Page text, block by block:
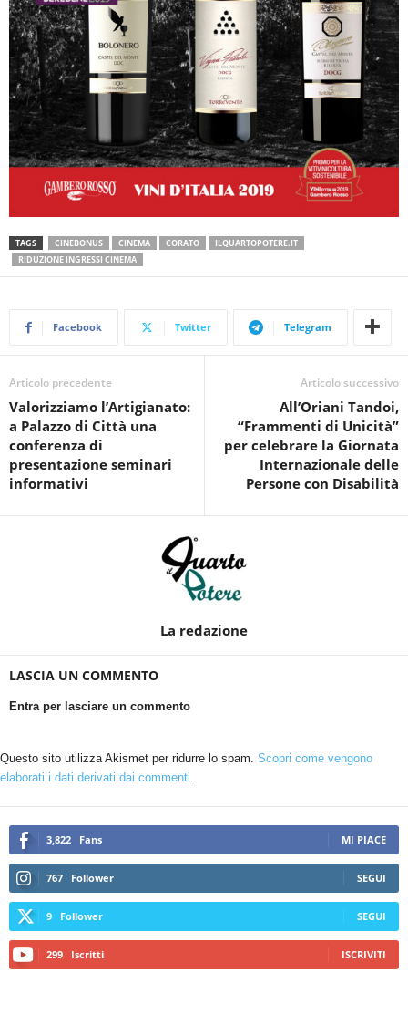
TAGS CINEBONUS CINEMA CORATO
ILQUARTOPOTERE.IT
RIDUZIONE INGRESSI CINEMA
Facebook Twitter Telegram
Articolo precedente
Valorizziamo l’Artigianato:
a Palazzo di Città una
conferenza di
presentazione seminari
informativi
Articolo successivo
All’Oriani Tandoi,
“Frammenti di Unicità”
per celebrare la Giornata
Internazionale delle
Persone con Disabilità
La redazione
LASCIA UN COMMENTO
Entra per lasciare un commento
Questo sito utilizza Akismet per ridurre lo spam. Scopri come vengono
elaborati i dati derivati dai commenti
3,822 Fans MI PIACE
767 Follower SEGUI
9 Follower SEGUI
299 Iscritti ISCRIVITI